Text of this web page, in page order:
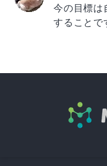
今の目標は
することで